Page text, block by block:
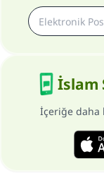
İslam
İçeriğe daha